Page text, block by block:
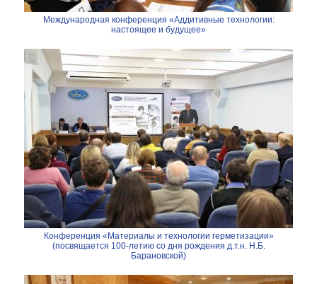
Международная конференция «Аддитивные технологии:
настоящее и будущее»
Конференция «Материалы и технологии герметизации»
(посвящается 100-летию со дня рождения д.т.н. Н.Б.
Барановской)